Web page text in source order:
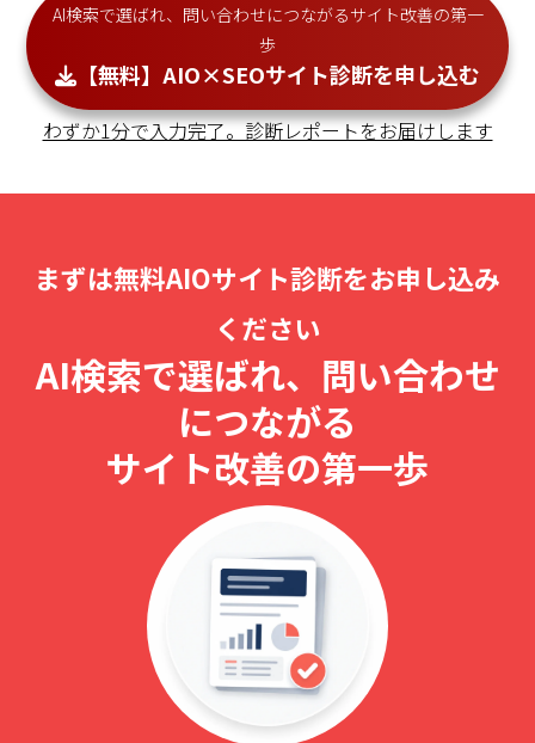
AI検索で選ばれ、問い合わせにつながるサイト改善の第一
歩
【無料】AIO×SEOサイト診断を申し込む
わずか1分で入力完了。診断レポートをお届けします
まずは無料AIOサイト診断をお申し込み
ください
AI検索で選ばれ、問い合わせ
につながる
サイト改善の第一歩